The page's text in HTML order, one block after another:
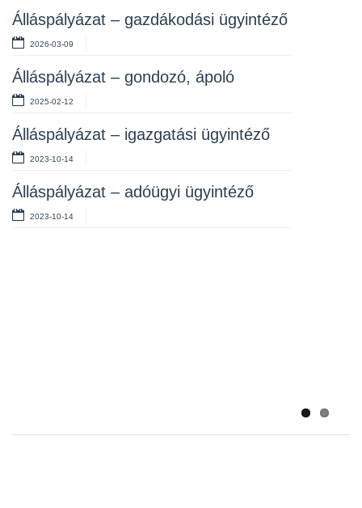
Álláspályázat – gazdákodási ügyintéző
2026-03-09
Álláspályázat – gondozó, ápoló
2025-02-12
Álláspályázat – igazgatási ügyintéző
2023-10-14
Álláspályázat – adóügyi ügyintéző
2023-10-14
Álláspályázat – Gazdálkodási
Ügyintéző
2023-02-21